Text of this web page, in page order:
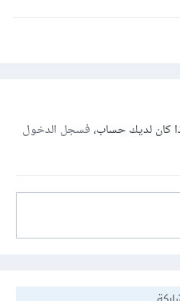
كان لديك حساب،فسجل الدخول